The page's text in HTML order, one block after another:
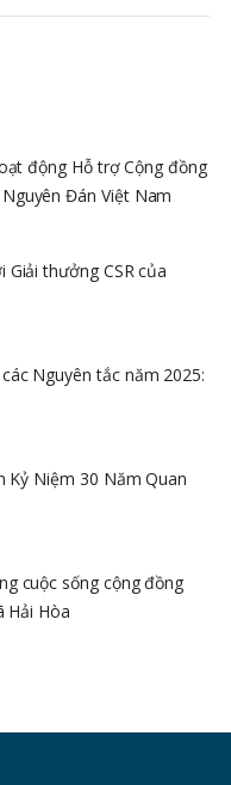
động Hỗ trợ Cộng đồng
Đán Việt Nam
thưởng CSR của
Nguyên tắc năm 2025:
Kỷ Niệm 30 Năm Quan
cuộc sống cộng đồng
Hải Hòa